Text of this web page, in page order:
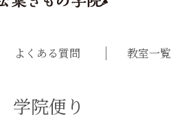
よくある質問 教室一覧
学院便り